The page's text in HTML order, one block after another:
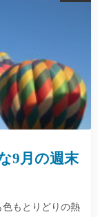
9月の週末
もとりどりの熱